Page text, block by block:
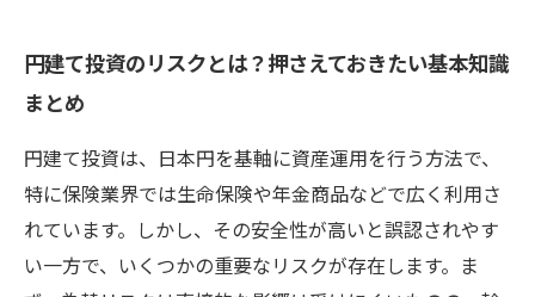
円建て投資のリスクとは？押さえておきたい基本知識
まとめ
円建て投資は、日本円を基軸に資産運用を行う方法で、
特に保険業界では生命保険や年金商品などで広く利用さ
れています。しかし、その安全性が高いと誤認されやす
い一方で、いくつかの重要なリスクが存在します。ま